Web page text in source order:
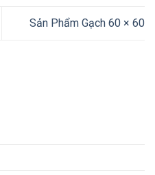
Sản Phẩm Gạch 60 × 60